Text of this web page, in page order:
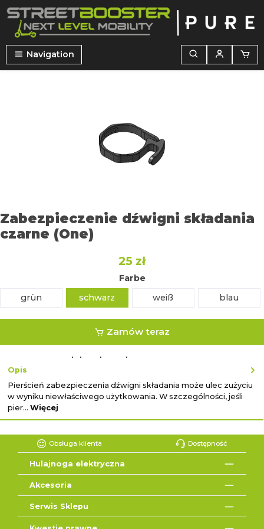
zawartości
Navigation
Zabezpieczenie dźwigni składania
czarne (One)
25 zł
Farbe
grün
schwarz weiß blau
Zamów teraz
lub zakup ekspresowy z ↓
Opis
Pierścień zabezpieczenia dźwigni składania może ulec zużyciu
w wyniku niewłaściwego użytkowania. W szczególności, jeśli
pier… Więcej
Obsługa klienta Dostępność
Hulajnoga elektryczna
Akcesoria
Serwis Sklepu